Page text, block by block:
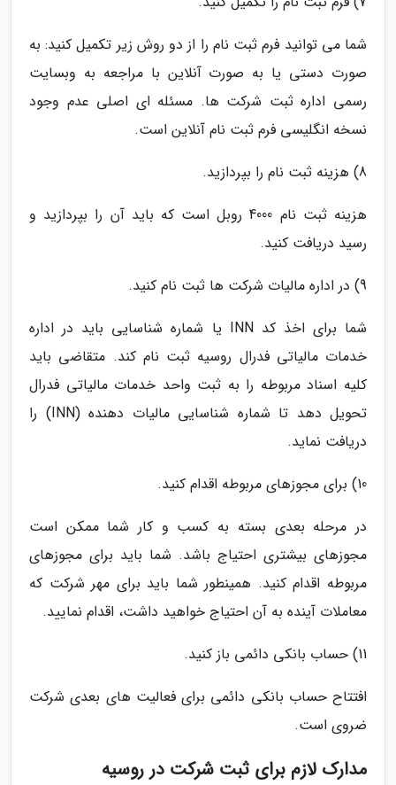
شما می توانید فرم ثبت نام را از دو روش زیر تکمیل کنید: به
صورت دستی یا به صورت آنلاین با مراجعه به وبسایت
رسمی اداره ثبت شرکت ها. مسئله ای اصلی عدم وجود
نسخه انگلیسی فرم ثبت نام آنلاین است.
8) هزینه ثبت نام را بپردازید.
هزینه ثبت نام 4000 روبل است که باید آن را بپردازید و
رسید دریافت کنید.
9) در اداره مالیات شرکت ها ثبت نام کنید.
شما برای اخذ کد INN یا شماره شناسایی باید در اداره
خدمات مالیاتی فدرال روسیه ثبت نام کند. متقاضی باید
کلیه اسناد مربوطه را به ثبت واحد خدمات مالیاتی فدرال
تحویل دهد تا شماره شناسایی مالیات دهنده (INN) را
دریافت نماید.
10) برای مجوزهای مربوطه اقدام کنید.
در مرحله بعدی بسته به کسب و کار شما ممکن است
مجوزهای بیشتری احتیاج باشد. شما باید برای مجوزهای
مربوطه اقدام کنید. همینطور شما باید برای مهر شرکت که
معاملات آینده به آن احتیاج خواهید داشت، اقدام نمایید.
11) حساب بانکی دائمی باز کنید.
افتتاح حساب بانکی دائمی برای فعالیت های بعدی شرکت
ضروی است.
مدارک لازم برای ثبت شرکت در روسیه